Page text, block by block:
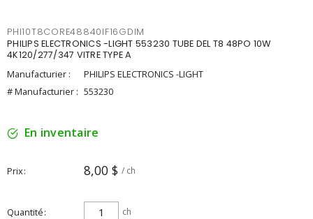
PHI10T8CORE48840IF16GDIM
PHILIPS ELECTRONICS -LIGHT 553230 TUBE DEL T8 48PO 10W
4K120/277/347 VITRE TYPE A
Manufacturier :
PHILIPS ELECTRONICS -LIGHT
# Manufacturier : 553230
En inventaire
Prix 8,00 $ / ch
Quantité ch